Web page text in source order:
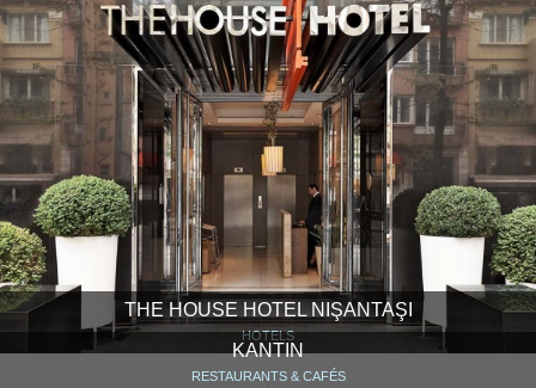
THE HOUSE HOTEL NIŞANTAŞI
HOTELS
KANTIN
RESTAURANTS & CAFÉS